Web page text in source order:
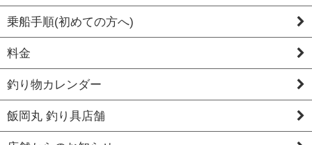
乗船手順(初めての方へ)
料金
釣り物カレンダー
飯岡丸 釣り具店舗